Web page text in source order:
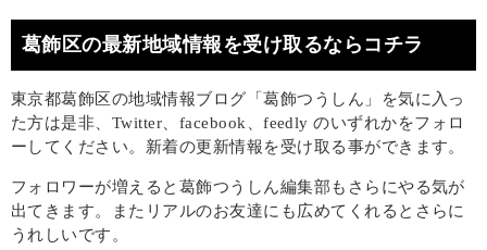
葛飾区の最新地域情報を受け取るならコチラ
東京都葛飾区の地域情報ブログ「葛飾つうしん」を気に入っ
た方は是非、Twitter、facebook、feedly のいずれかをフォロ
ーしてください。新着の更新情報を受け取る事ができます。
フォロワーが増えると葛飾つうしん編集部もさらにやる気が
出てきます。またリアルのお友達にも広めてくれるとさらに
うれしいです。